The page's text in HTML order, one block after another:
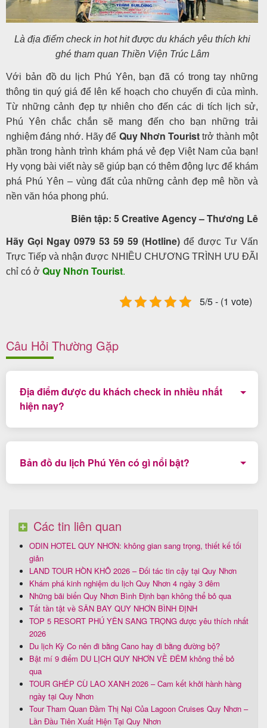
Là địa điểm check in hot hit được du khách yêu thích khi
ghé tham quan Thiền Viện Trúc Lâm
Với bản đồ du lịch Phú Yên, bạn đã có trong tay những
thông tin quý giá để lên kế hoạch cho chuyến đi của mình.
Từ những cảnh đẹp tự nhiên cho đến các di tích lịch sử,
Phú Yên chắc chắn sẽ mang đến cho bạn những trải
nghiệm đáng nhớ. Hãy để Quy Nhơn Touristtrở thành một
phần trong hành trình khám phá vẻ đẹp Việt Nam của bạn!
Hy vọng bài viết này sẽ giúp bạn có thêm động lực để khám
phá Phú Yên – vùng đất của những cảnh đẹp mê hồn và
nền văn hóa phong phú.
Biên tập: 5 Creative Agency – Thương Lê
Hãy Gọi Ngay 0979 53 59 59 (Hotline) để được Tư Vấn
Trực Tiếp và nhận được NHIỀU CHƯƠNG TRÌNH ƯU ĐÃI
chỉ có ở Quy Nhơn Tourist.
5/5 - (1 vote)
Câu Hỏi Thường Gặp
Địa điểm được du khách check in nhiều nhất
hiện nay?
Bản đồ du lịch Phú Yên có gì nổi bật?
Đá Dĩa, Bãi Xép Gành Ông, Tháp Nhạn, Cao Nguyên
Vân Hoà...
Các tin liên quan
ODIN HOTEL QUY NHƠN: không gian sang trọng, thiết kế tối
giản
LAND TOUR HÒN KHÔ 2026 – Đối tác tin cậy tại Quy Nhơn
Khám phá kinh nghiệm du lịch Quy Nhơn 4 ngày 3 đêm
Những bãi biển Quy Nhơn Bình Định bạn không thể bỏ qua
Tất tần tật về SÂN BAY QUY NHƠN BÌNH ĐỊNH
TOP 5 RESORT PHÚ YÊN SANG TRỌNG được yêu thích nhất
2026
Du lịch Kỳ Co nên đi bằng Cano hay đi bằng đường bộ?
Bật mí 9 điểm DU LỊCH QUY NHƠN VỀ ĐÊM không thể bỏ
qua
TOUR GHÉP CÙ LAO XANH 2026 – Cam kết khởi hành hàng
ngày tại Quy Nhơn
Tour Tham Quan Đầm Thị Nại Của Lagoon Cruises Quy Nhơn –
Lần Đầu Tiên Xuất Hiện Tại Quy Nhơn